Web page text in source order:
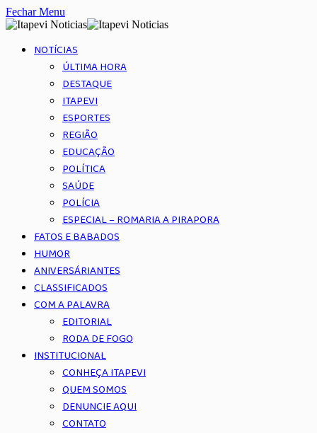
Fechar Menu
NOTÍCIAS
ÚLTIMA HORA
DESTAQUE
ITAPEVI
ESPORTES
REGIÃO
EDUCAÇÃO
POLÍTICA
SAÚDE
POLÍCIA
ESPECIAL – ROMARIA A PIRAPORA
FATOS E BABADOS
HUMOR
ANIVERSÁRIANTES
CLASSIFICADOS
COM A PALAVRA
EDITORIAL
RODA DE FOGO
INSTITUCIONAL
CONHEÇA ITAPEVI
QUEM SOMOS
DENUNCIE AQUI
CONTATO